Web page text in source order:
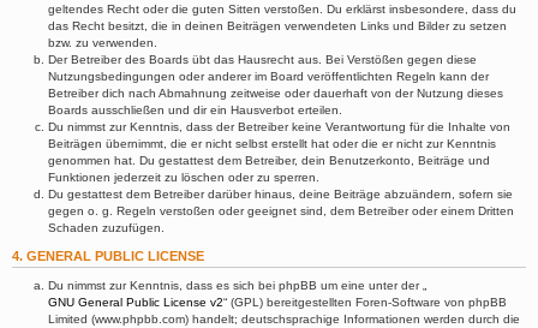
geltendes Recht oder die guten Sitten verstoßen. Du erklärst insbesondere, dass du
das Recht besitzt, die in deinen Beiträgen verwendeten Links und Bilder zu setzen
bzw. zu verwenden.
Der Betreiber des Boards übt das Hausrecht aus. Bei Verstößen gegen diese
Nutzungsbedingungen oder anderer im Board veröffentlichten Regeln kann der
Betreiber dich nach Abmahnung zeitweise oder dauerhaft von der Nutzung dieses
Boards ausschließen und dir ein Hausverbot erteilen.
Du nimmst zur Kenntnis, dass der Betreiber keine Verantwortung für die Inhalte von
Beiträgen übernimmt, die er nicht selbst erstellt hat oder die er nicht zur Kenntnis
genommen hat. Du gestattest dem Betreiber, dein Benutzerkonto, Beiträge und
Funktionen jederzeit zu löschen oder zu sperren.
Du gestattest dem Betreiber darüber hinaus, deine Beiträge abzuändern, sofern sie
gegen o. g. Regeln verstoßen oder geeignet sind, dem Betreiber oder einem Dritten
Schaden zuzufügen.
4. GENERAL PUBLIC LICENSE
Du nimmst zur Kenntnis, dass es sich bei phpBB um eine unter der „
GNU General Public License v2“ (GPL) bereitgestellten Foren-Software von phpBB
Limited (www.phpbb.com) handelt; deutschsprachige Informationen werden durch die